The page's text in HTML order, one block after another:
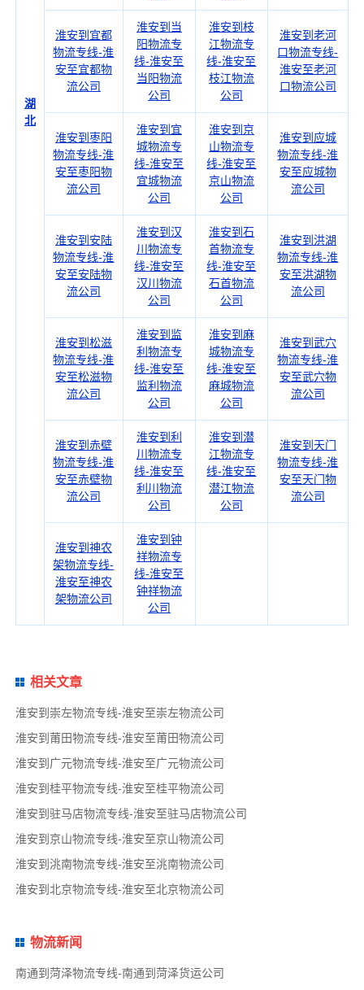
湖
北
淮安到宜都
物流专线-淮
安至宜都物
流公司
淮安到当
阳物流专
线-淮安至
当阳物流
公司
淮安到枝
江物流专
线-淮安至
枝江物流
公司
淮安到老河
口物流专线-
淮安至老河
口物流公司
淮安到枣阳
物流专线-淮
安至枣阳物
流公司
淮安到宜
城物流专
线-淮安至
宜城物流
公司
淮安到京
山物流专
线-淮安至
京山物流
公司
淮安到应城
物流专线-淮
安至应城物
流公司
淮安到安陆
物流专线-淮
安至安陆物
流公司
淮安到汉
川物流专
线-淮安至
汉川物流
公司
淮安到石
首物流专
线-淮安至
石首物流
公司
淮安到洪湖
物流专线-淮
安至洪湖物
流公司
淮安到松滋
物流专线-淮
安至松滋物
流公司
淮安到监
利物流专
线-淮安至
监利物流
公司
淮安到麻
城物流专
线-淮安至
麻城物流
公司
淮安到武穴
物流专线-淮
安至武穴物
流公司
淮安到赤壁
物流专线-淮
安至赤壁物
流公司
淮安到利
川物流专
线-淮安至
利川物流
公司
淮安到潜
江物流专
线-淮安至
潜江物流
公司
淮安到天门
物流专线-淮
安至天门物
流公司
淮安到神农
架物流专线-
淮安至神农
架物流公司
淮安到钟
祥物流专
线-淮安至
钟祥物流
公司
相关文章
淮安到崇左物流专线-淮安至崇左物流公司
淮安到莆田物流专线-淮安至莆田物流公司
淮安到广元物流专线-淮安至广元物流公司
淮安到桂平物流专线-淮安至桂平物流公司
淮安到驻马店物流专线-淮安至驻马店物流公司
淮安到京山物流专线-淮安至京山物流公司
淮安到洮南物流专线-淮安至洮南物流公司
淮安到北京物流专线-淮安至北京物流公司
物流新闻
南通到菏泽物流专线-南通到菏泽货运公司